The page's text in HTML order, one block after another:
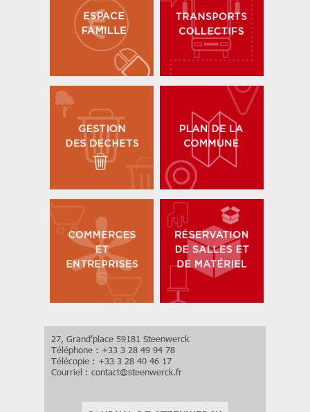
27, Grand’place 59181 Steenwerck
Téléphone : +33 3 28 49 94 78
Télécopie : +33 3 28 40 46 17
Courriel : contact@steenwerck.fr